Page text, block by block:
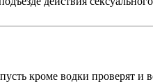
кроме водки проверят и